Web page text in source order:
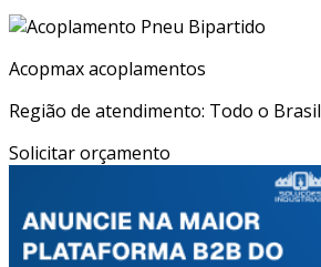
Acopmax acoplamentos
Região de atendimento: Todo o Brasil
Solicitar orçamento